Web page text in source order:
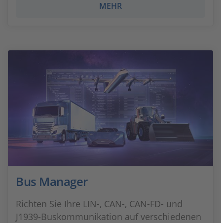
MEHR
Bus Manager
Richten Sie Ihre LIN-, CAN-, CAN-FD- und
J1939-Buskommunikation auf verschiedenen